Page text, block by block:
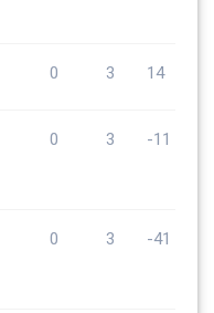
0 3 14
0 3 -11
0 3 -41